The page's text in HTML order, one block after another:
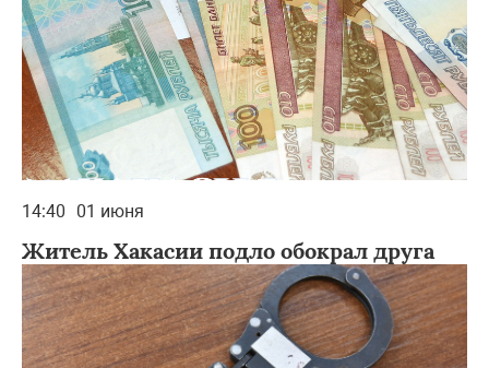
14:40 01 июня
Житель Хакасии подло обокрал друга